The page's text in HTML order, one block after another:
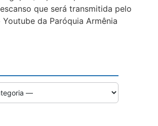
que será transmitida pelo
da Paróquia Armênia